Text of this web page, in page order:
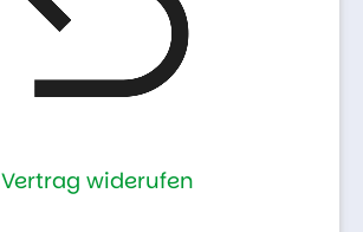
Vertrag widerufen